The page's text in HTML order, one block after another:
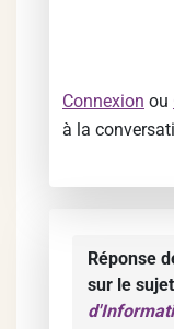
Connexion ou
à la
Réponse
sur le sujet